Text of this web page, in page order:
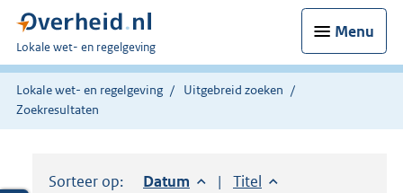
Menu
U
bent
hier:
Lokale wet- en regelgeving
Lokale wet- en regelgeving
Uitgebreid zoeken
Zoekresultaten
Sorteer op: Sorteer op:
Datum aflopendSorteer op:
Titel oplopend